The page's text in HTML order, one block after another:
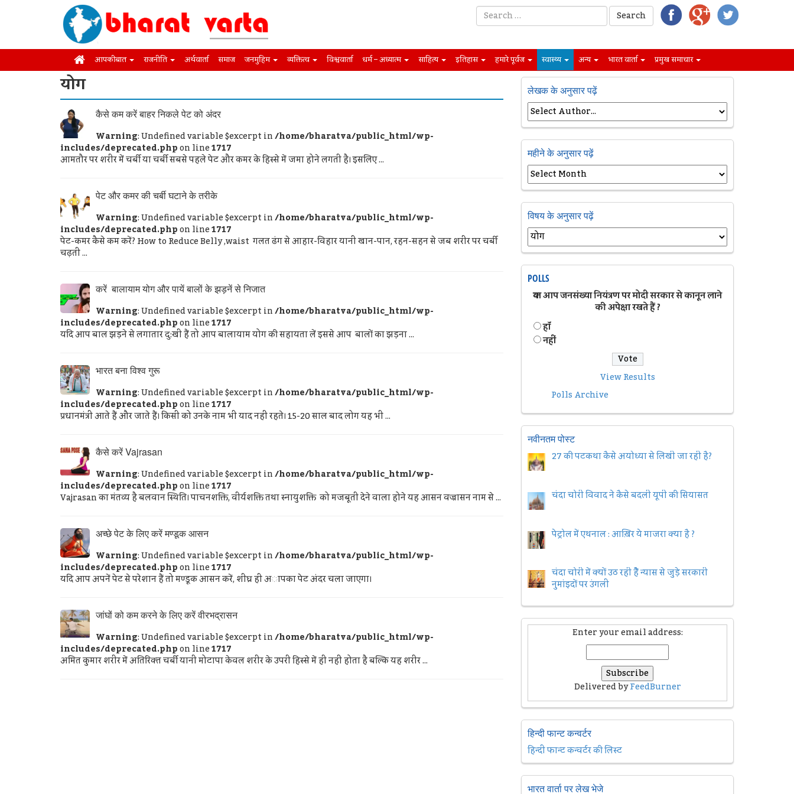
आपकी बात राजनीति अर्थवार्ता समाज जनमुहिम व्यक्तित्व विश्ववार्ता धर्म – अध्यात्म साहित्य इतिहास हमारे पूर्वज स्वास्थ्य अन्य भारत वार्ता प्रमुख समाचार
योग
कैसे कम करें बाहर निकले पेट को अंदर
Warning: Undefined variable $excerpt in/home/bharatva/public_html/wp-
includes/deprecated.phpon line1717
आमतौर पर शरीर में चर्बी या चर्बी सबसे पहले पेट और कमर के हिस्से में जमा होने लगती है। इसलिए ...
पेट और कमर की चर्बी घटाने के तरीके
Warning: Undefined variable $excerpt in/home/bharatva/public_html/wp-
includes/deprecated.phpon line1717
पेट-कमर कैसे कम करें? How to Reduce Belly ,waist गलत ढंग से आहार-विहार यानी खान-पान, रहन-सहन से जब शरीर पर चर्बी
चढ़ती ...
करें बालायाम योग और पायें बालों के झड़नें से निजात
Warning: Undefined variable $excerpt in/home/bharatva/public_html/wp-
includes/deprecated.phpon line1717
यदि आप बाल झड़ने से लगातार दु:खी हैं तो आप बालायाम योग की सहायता लें इससे आप बालों का झड़ना ...
भारत बना विश्‍व गुरू
Warning: Undefined variable $excerpt in/home/bharatva/public_html/wp-
includes/deprecated.phpon line1717
प्रधानमंत्री आते हैं और जाते हैं। किसी को उनके नाम भी याद नहीं रहते। 15-20 साल बाद लोग यह भी ...
कैसे करें Vajrasan
Warning: Undefined variable $excerpt in/home/bharatva/public_html/wp-
includes/deprecated.phpon line1717
Vajrasan का मंतव्य है बलवान स्थिति। पाचनशक्ति, वीर्यशक्ति तथा स्नायुशक्ति को मजबूती देने वाला होने यह आसन वज्रासन नाम से ...
अच्छे पेट के लिए करें मण्डूक आसन
Warning: Undefined variable $excerpt in/home/bharatva/public_html/wp-
includes/deprecated.phpon line1717
यदि आप अपनें पेट से परेशान हैं तो मण्‍डूक आसन करें, शीघ्र ही अापका पेट अंदर चला जाएगा।
जांघों को कम करने के लिए करें वीरभद्रासन
Warning: Undefined variable $excerpt in/home/bharatva/public_html/wp-
includes/deprecated.phpon line1717
अमित कुमार शरीर में अतिरिक्‍त चर्बी यानी मोटापा केवल शरीर के उपरी हिस्‍से में ही नहीं होता है बल्कि यह शरीर ...
लेखक के अनुसार पढ़ें
महीने के अनुसार पढ़ें
विषय के अनुसार पढ़ें
POLLS
क्या आप जनसंख्या नियंत्रण पर मोदी सरकार से कानून लाने
की अपेक्षा रखते हैं ?
हॉं
नहीं
View Results
Polls Archive
नवीनतम पोस्ट
27 की पटकथा कैसे अयोध्या से लिखी जा रही है?
चंदा चोरी विवाद ने कैसे बदली यूपी की सियासत
पेट्रोल में एथनाल : आख़िर ये माजरा क्या है ?
चंदा चोरी में क्यों उठ रही हैैं न्यास से जुड़े सरकारी
नुमांइदों पर उंगली
Enter your email address:
Delivered byFeedBurner
हिन्दी फान्ट कन्वर्टर
हिन्दी फान्ट कन्वर्टर की लिस्ट
भारत वार्ता पर लेख भेजे